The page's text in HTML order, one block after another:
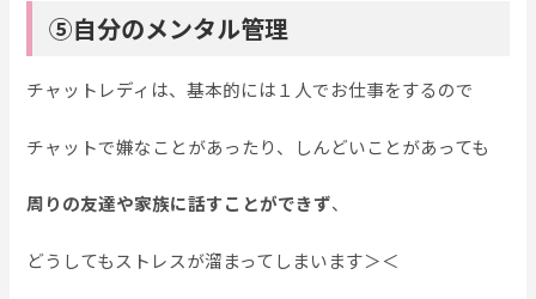
⑤自分のメンタル管理
チャットレディは、基本的には１人でお仕事をするので
チャットで嫌なことがあったり、しんどいことがあっても
周りの友達や家族に話すことができず、
どうしてもストレスが溜まってしまいます＞＜